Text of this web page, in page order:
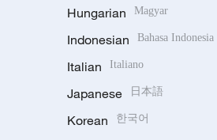
Hungarian Magyar
Indonesian Bahasa Indonesia
Italian Italiano
Japanese 日本語
Korean 한국어